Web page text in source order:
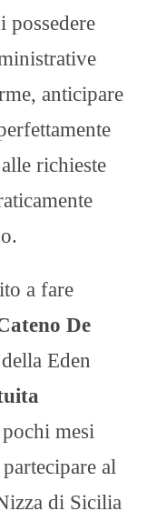
possedere
anticipare
richieste
a fare
De
Eden
mesi
al
di Sicilia